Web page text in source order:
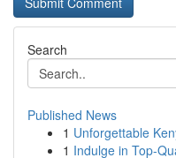
Search
Published News
1 Unforgettable
1 Indulge in Top-